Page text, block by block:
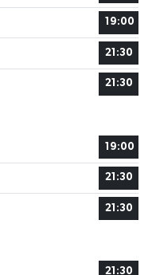
19:00
21:30
21:30
19:00
21:30
21:30
21:30